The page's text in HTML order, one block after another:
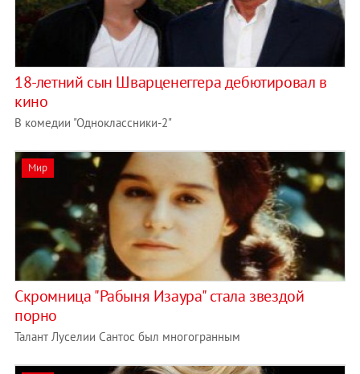
18-летний сын Шварценеггера дебютировал в
кино
В комедии "Одноклассники-2"
Мир
Скромница "Рабыня Изаура" стала звездой
порно
Талант Луселии Сантос был многогранным